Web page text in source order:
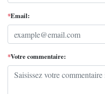
*Email:
*Votre commentaire: